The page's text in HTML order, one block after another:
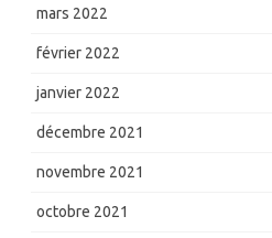
mars 2022
février 2022
janvier 2022
décembre 2021
novembre 2021
octobre 2021